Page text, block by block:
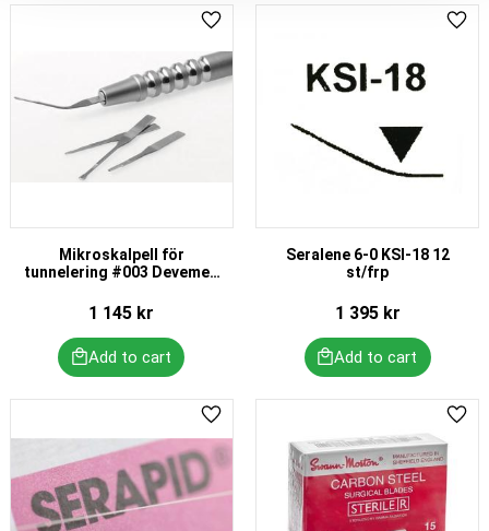
Mikroskalpell för
tunnelering #003 Devemed
1 145 kr
Add to favorites
Seralene 6-0 KSI-18 12
st/frp
1 395kr
Add
Add to favorites Add